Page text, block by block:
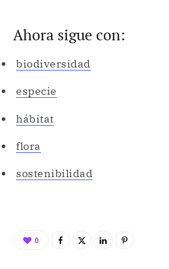
Ahora sigue con:
biodiversidad
especie
hábitat
flora
sostenibilidad
0